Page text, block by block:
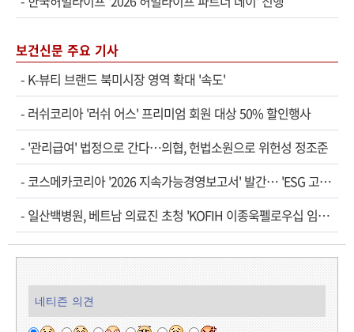
보건신문 주요 기사
- K-뷰티 브랜드 북미시장 영역 확대 '속도'
- 러쉬코리아 '러쉬 어스' 프리미엄 회원 대상 50% 할인행사
- '관리급여' 법정으로 간다…의협, 헌법소원으로 위헌성 정조준
- 코스메카코리아 '2026 지속가능경영보고서' 발간… 'ESG 고…
- 일산백병원, 베트남 의료진 초청 'KOFIH 이종욱펠로우십 임…
네티즌 의견